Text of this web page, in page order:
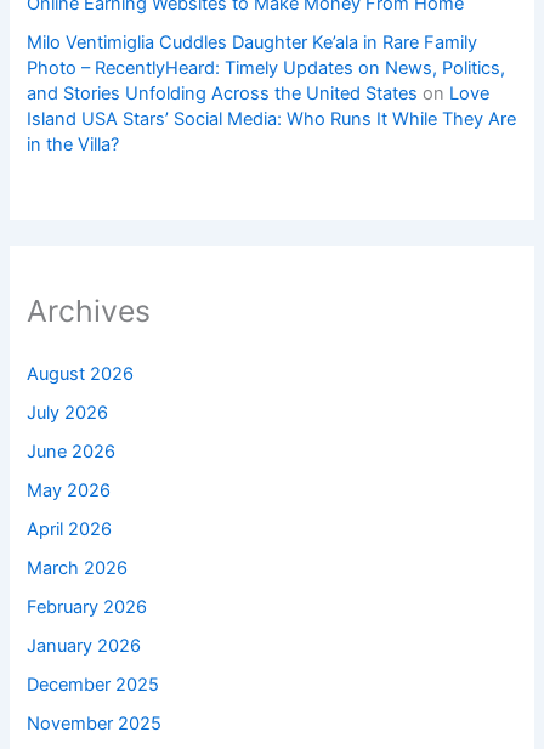
Milo Ventimiglia Cuddles Daughter Ke’ala in Rare Family
Photo – RecentlyHeard: Timely Updates on News, Politics,
and Stories Unfolding Across the United States on Love
Island USA Stars’ Social Media: Who Runs It While They Are
in the Villa?
Archives
August 2026
July 2026
June 2026
May 2026
April 2026
March 2026
February 2026
January 2026
December 2025
November 2025